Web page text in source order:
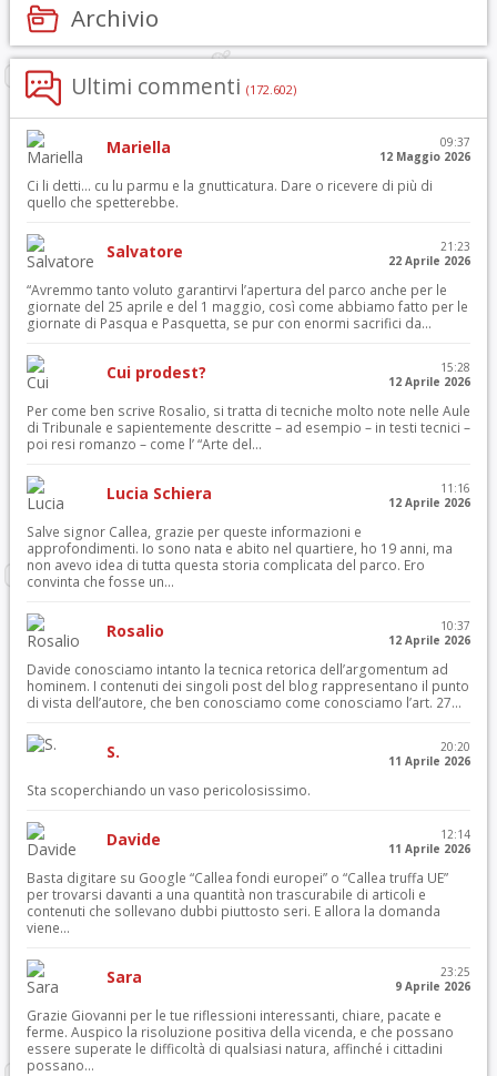
Archivio
Ultimi commenti (172.602)
Mariella
09:37
12 Maggio 2026
Ci li detti… cu lu parmu e la gnutticatura. Dare o ricevere di più di
quello che spetterebbe.
Salvatore
21:23
22 Aprile 2026
“Avremmo tanto voluto garantirvi l’apertura del parco anche per le
giornate del 25 aprile e del 1 maggio, così come abbiamo fatto per le
giornate di Pasqua e Pasquetta, se pur con enormi sacrifici da...
Cui prodest?
15:28
12 Aprile 2026
Per come ben scrive Rosalio, si tratta di tecniche molto note nelle Aule
di Tribunale e sapientemente descritte – ad esempio – in testi tecnici –
poi resi romanzo – come l’ “Arte del...
Lucia Schiera
11:16
12 Aprile 2026
Salve signor Callea, grazie per queste informazioni e
approfondimenti. Io sono nata e abito nel quartiere, ho 19 anni, ma
non avevo idea di tutta questa storia complicata del parco. Ero
convinta che fosse un...
Rosalio
10:37
12 Aprile 2026
Davide conosciamo intanto la tecnica retorica dell’argomentum ad
hominem. I contenuti dei singoli post del blog rappresentano il punto
di vista dell’autore, che ben conosciamo come conosciamo l’art. 27...
S.
20:20
11 Aprile 2026
Sta scoperchiando un vaso pericolosissimo.
Davide
12:14
11 Aprile 2026
Basta digitare su Google “Callea fondi europei” o “Callea truffa UE”
per trovarsi davanti a una quantità non trascurabile di articoli e
contenuti che sollevano dubbi piuttosto seri. E allora la domanda
viene...
Sara
23:25
9 Aprile 2026
Grazie Giovanni per le tue riflessioni interessanti, chiare, pacate e
ferme. Auspico la risoluzione positiva della vicenda, e che possano
essere superate le difficoltà di qualsiasi natura, affinché i cittadini
possano...